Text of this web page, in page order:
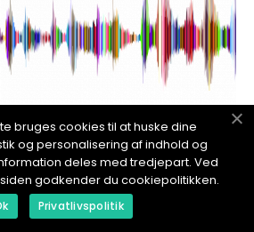
med lyd: Diagnose,
bruges cookies til at huske dine
og personalisering af indhold og
deles med tredjepart. Ved
godkender du cookiepolitikken.
Privatlivspolitik